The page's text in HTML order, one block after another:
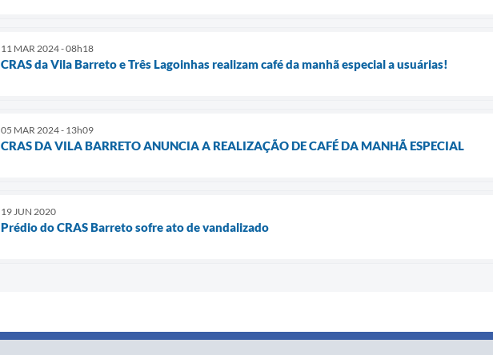
11 MAR 2024 - 08h18
CRAS da Vila Barreto e Três Lagoinhas realizam café da manhã especial a usuárias!
05 MAR 2024 - 13h09
CRAS DA VILA BARRETO ANUNCIA A REALIZAÇÃO DE CAFÉ DA MANHÃ ESPECIAL
19 JUN 2020
Prédio do CRAS Barreto sofre ato de vandalizado